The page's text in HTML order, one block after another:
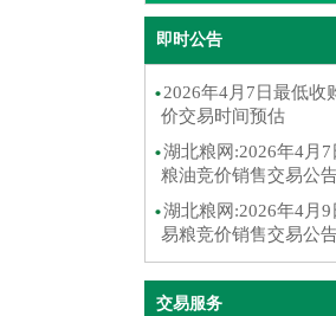
即时公告
2026年4月7日最低收
价交易时间预估
湖北粮网:2026年4月
粮油竞价销售交易公
湖北粮网:2026年4月
易粮竞价销售交易公
交易服务